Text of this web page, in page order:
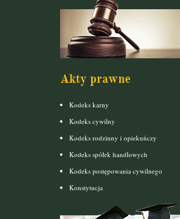
Akty prawne
Kodeks karny
Kodeks cywilny
Kodeks rodzinny i opiekuńczy
Kodeks spółek handlowych
Kodeks postępowania cywilnego
Konstytucja